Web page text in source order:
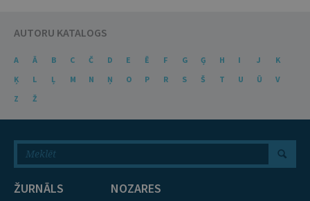
AUTORU KATALOGS
A Ā B C Č D E Ē F G Ģ H I J
K
Ķ
L Ļ M N Ņ O P R S Š T U Ū
V
Z
Ž
ŽURNĀLS NOZARES